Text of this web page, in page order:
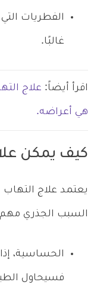
غالبًا.
اقرأ أيضاً: علاج
هي أعراضه.
كيف يمكن
يعتمد علاج
السبب الجذري مهم
الحساسية،
فسيحاول